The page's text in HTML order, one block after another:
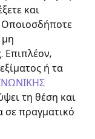
και
Οποιοσδήποτε
Επιπλέον,
ή τα
τη θέση και
πραγματικό